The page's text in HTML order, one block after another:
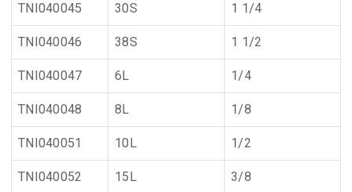
TNI040045 30S 1 1/4
TNI040046 38S 1 1/2
TNI040047 6L 1/4
TNI040048 8L 1/8
TNI040051 10L 1/2
TNI040052 15L 3/8